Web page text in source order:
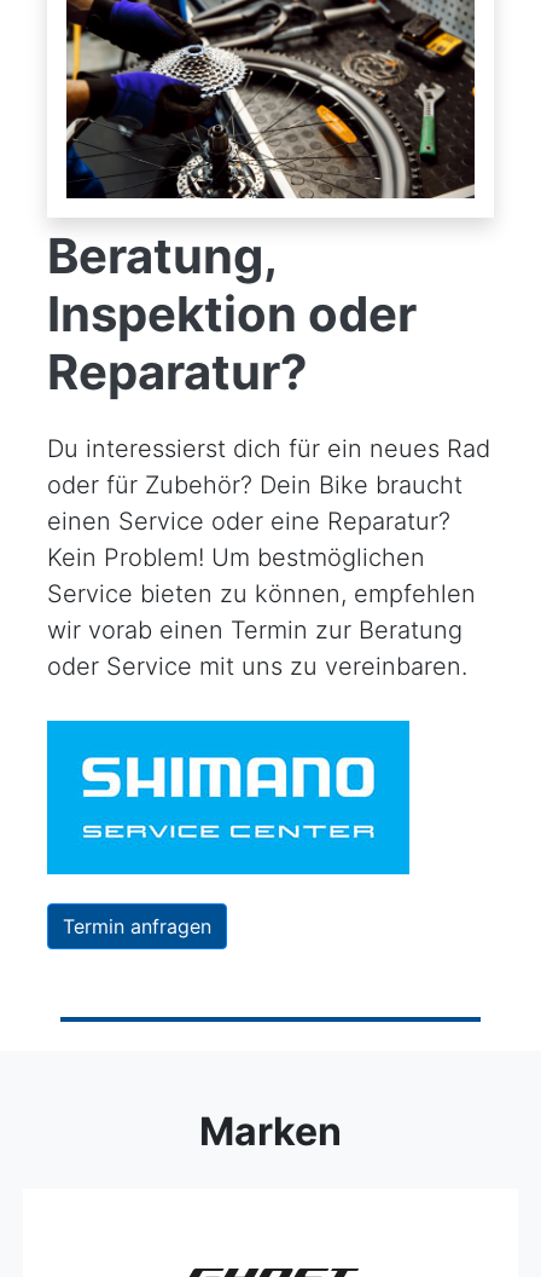
Beratung,
Inspektion oder
Reparatur?
Du interessierst dich für ein neues Rad
oder für Zubehör? Dein Bike braucht
einen Service oder eine Reparatur?
Kein Problem! Um bestmöglichen
Service bieten zu können, empfehlen
wir vorab einen Termin zur Beratung
oder Service mit uns zu vereinbaren.
Termin anfragen
Marken